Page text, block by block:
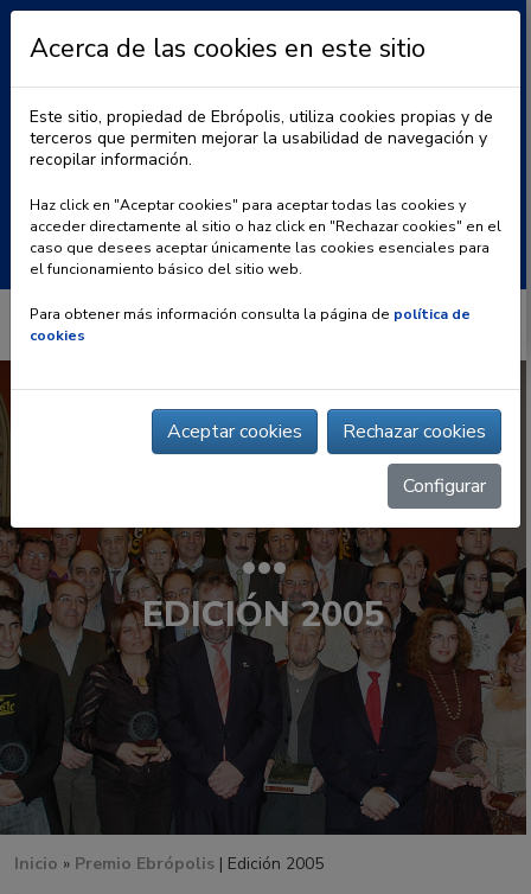
BLOG | CONTACTO
Buscar:
EDICIÓN 2005
Inicio » Premio Ebrópolis | Edición 2005
Acerca de las cookies en este sitio
Este sitio, propiedad de Ebrópolis, utiliza cookies propias y de
terceros que permiten mejorar la usabilidad de navegación y
recopilar información.
Haz click en "Aceptar cookies" para aceptar todas las cookies y
acceder directamente al sitio o haz click en "Rechazar cookies" en el
caso que desees aceptar únicamente las cookies esenciales para
el funcionamiento básico del sitio web.
Para obtener más información consulta la página de política de
cookies
Aceptar cookies Rechazar cookies
Configurar